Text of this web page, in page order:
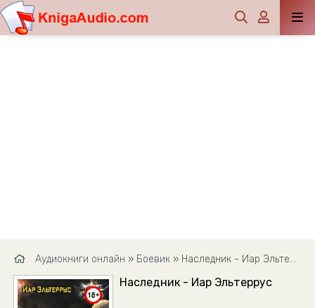
Аудиокниги онлайн » Боевик » Наследник - Иар Эльтеррус
Наследник - Иар Эльтеррус